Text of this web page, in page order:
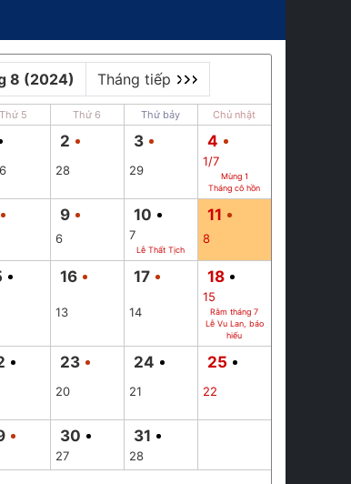
8 (2024) Tháng tiếp
Thứ 5 Thứ 6 Thứ bảy Chủ nhật
2
28
3
29
4
1/7
Mùng 1
Tháng cô hồn
9
6
10
7
Lễ Thất Tịch
11
8
16
13
17
14
18
15
Rằm tháng 7
Lễ Vu Lan, báo
hiếu
23
20
24
21
25
22
30
27
31
28